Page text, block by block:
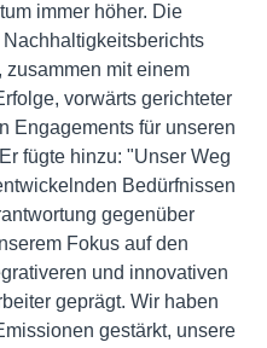
immer höher. Die
mit einem
vorwärts gerichteter
Engagements für unseren
fügte hinzu: "Unser Weg
Bedürfnissen
gegenüber
Fokus auf den
und innovativen
geprägt. Wir haben
gestärkt, unsere